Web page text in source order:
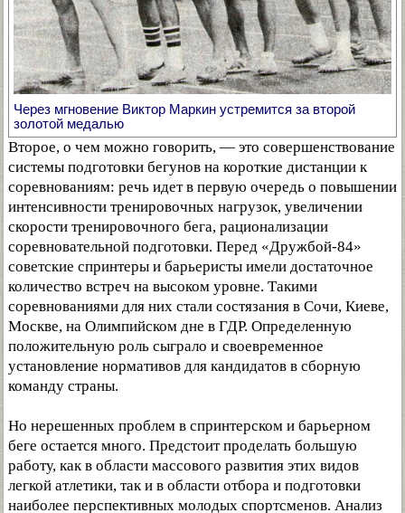
Через мгновение Виктор Маркин устремится за второй
золотой медалью
Второе, о чем можно говорить, — это совершенствование
системы подготовки бегунов на короткие дистанции к
соревнованиям: речь идет в первую очередь о повышении
интенсивности тренировочных нагрузок, увеличении
скорости тренировочного бега, рационализации
соревновательной подготовки. Перед «Дружбой-84»
советские спринтеры и барьеристы имели достаточное
количество встреч на высоком уровне. Такими
соревнованиями для них стали состязания в Сочи, Киеве,
Москве, на Олимпийском дне в ГДР. Определенную
положительную роль сыграло и своевременное
установление нормативов для кандидатов в сборную
команду страны.
Но нерешенных проблем в спринтерском и барьерном
беге остается много. Предстоит проделать большую
работу, как в области массового развития этих видов
легкой атлетики, так и в области отбора и подготовки
наиболее перспективных молодых спортсменов. Анализ